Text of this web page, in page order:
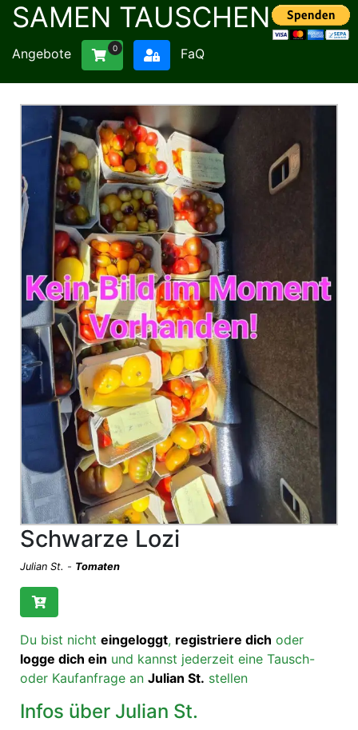
SAMEN TAUSCHEN
Angebote 0 FaQ
Schwarze Lozi
Julian St. - Tomaten
Du bist nicht eingeloggt, registriere dich oder
logge dich ein und kannst jederzeit eine Tausch-
oder Kaufanfrage an Julian St. stellen
Infos über Julian St.